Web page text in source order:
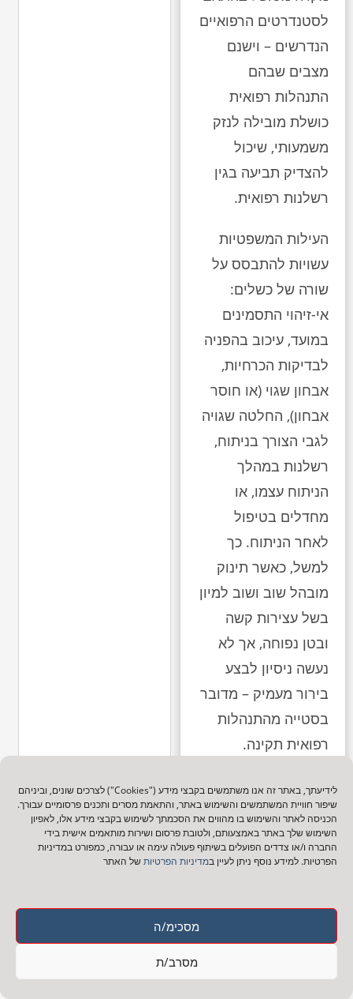
לידיעתך, באתר זה אנו משתמשים בקבצי מידע ("Cookies") לצרכים שונים, וביניהם
שיפור חוויית המשתמשים והשימוש באתר, והתאמת מסרים ותכנים פרסומיים עבורך.
הכניסה לאתר והשימוש בו מהווים את הסכמתך לשימוש בקבצי מידע אלו, לאפיון
השימוש שלך באתר באמצעותם, ולטובת פרסום ושירות מותאמים אישית בידי
החברה ו/או צדדים הפועלים בשיתוף פעולה עימה או עבורה, כמפורט במדיניות
הפרטיות. למידע נוסף ניתן לעיין במדיניות הפרטיותשל האתר
מסכימ/ה
מסרב/ת
לסטנדרטים הרפואיים
הנדרשים – וישנם
מצבים שבהם
התנהלות רפואית
כושלת מובילה לנזק
משמעותי, שיכול
להצדיק תביעה בגין
רשלנות רפואית.
העילות המשפטיות
עשויות להתבסס על
שורה של כשלים:
אי-זיהוי התסמינים
במועד, עיכוב בהפניה
לבדיקות הכרחיות,
אבחון שגוי (או חוסר
אבחון), החלטה שגויה
לגבי הצורך בניתוח,
רשלנות במהלך
הניתוח עצמו, או
מחדלים בטיפול
לאחר הניתוח. כך
למשל, כאשר תינוק
מובהל שוב ושוב למיון
בשל עצירות קשה
ובטן נפוחה, אך לא
נעשה ניסיון לבצע
בירור מעמיק – מדובר
בסטייה מהתנהלות
רפואית תקינה.
במקרים אחרים,
ניתוח שבוצע על ידי
צוות רפואי חסר ניסיון
או בתנאים לא
לגרום לנזקים ארוכי